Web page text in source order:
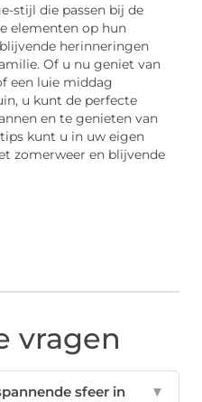
stijl die passen bij de
elementen op hun
herinneringen
Of u nu geniet van
een luie middag
u kunt de perfecte
en te genieten van
kunt u in uw eigen
zomerweer en blijvende
vragen
sfeer in
▼